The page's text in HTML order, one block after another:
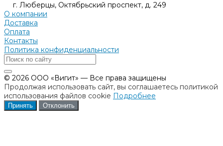
г. Люберцы, Октябрьский проспект, д. 249
О компании
Доставка
Оплата
Контакты
Политика конфиденциальности
© 2026 ООО «Вигит» — Все права защищены
Продолжая использовать сайт, вы соглашаетесь политикой
использования файлов cookie Подробнее
Принять Отклонить